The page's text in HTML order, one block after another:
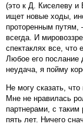
(это к Д. Киселеву
ищет новые ходы,
проторенным
всегда. И
спектаклях все, что
Любое его послание
неудача, я пойму
Не могу сказать,
Мне не нравилась
партнерами, с
пять лет. Ничего